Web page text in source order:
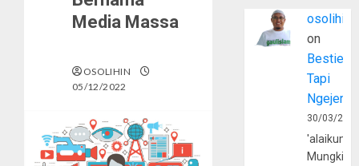
Media Massa
OSOLIHIN
05/12/2022
osolihin
on
Bestie
Tapi
30/03/
Mungkin